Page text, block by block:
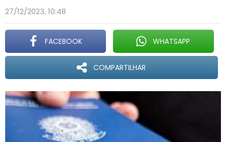
27/12/2023, 10:48
FACEBOOK WHATSAPP
COMPARTILHAR